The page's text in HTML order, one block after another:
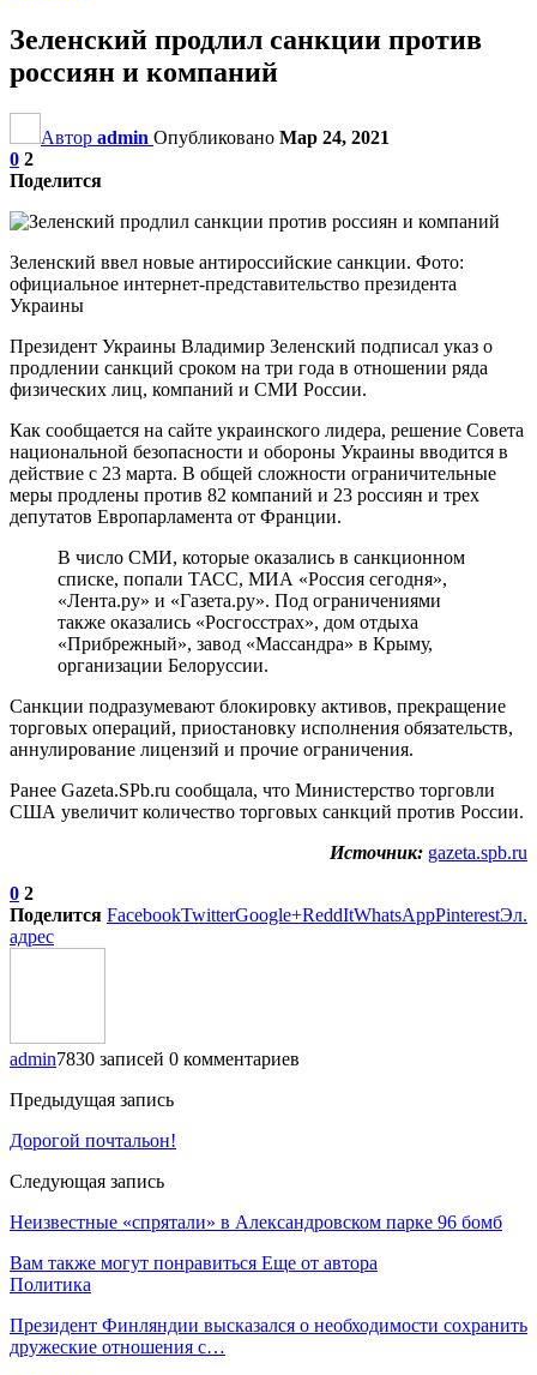
Зеленский продлил санкции против
россиян и компаний
Автор admin Опубликовано Мар 24, 2021
0 2
Поделится
Зеленский ввел новые антироссийские санкции. Фото:
официальное интернет-представительство президента
Украины
Президент Украины Владимир Зеленский подписал указ о
продлении санкций сроком на три года в отношении ряда
физических лиц, компаний и СМИ России.
Как сообщается на сайте украинского лидера, решение Совета
национальной безопасности и обороны Украины вводится в
действие с 23 марта. В общей сложности ограничительные
меры продлены против 82 компаний и 23 россиян и трех
депутатов Европарламента от Франции.
В число СМИ, которые оказались в санкционном
списке, попали ТАСС, МИА «Россия сегодня»,
«Лента.ру» и «Газета.ру». Под ограничениями
также оказались «Росгосстрах», дом отдыха
«Прибрежный», завод «Массандра» в Крыму,
организации Белоруссии.
Санкции подразумевают блокировку активов, прекращение
торговых операций, приостановку исполнения обязательств,
аннулирование лицензий и прочие ограничения.
Ранее Gazeta.SPb.ru сообщала, что Министерство торговли
США увеличит количество торговых санкций против России.
Источник: gazeta.spb.ru
0 2
Поделится FacebookTwitterGoogle+ReddItWhatsAppPinterestЭл.
адрес
admin7830 записей 0 комментариев
Предыдущая запись
Дорогой почтальон!
Следующая запись
Неизвестные «спрятали» в Александровском парке 96 бомб
Вам также могут понравиться Еще от автора
Политика
Президент Финляндии высказался о необходимости сохранить
дружеские отношения с…